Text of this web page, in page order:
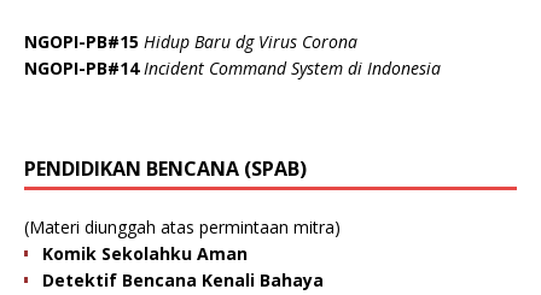
NGOPI-PB#15 Hidup Baru dg Virus Corona
NGOPI-PB#14Incident Command System di Indonesia
PENDIDIKAN BENCANA (SPAB)
(Materi diunggah atas permintaan mitra)
Komik Sekolahku Aman
Detektif Bencana Kenali Bahaya